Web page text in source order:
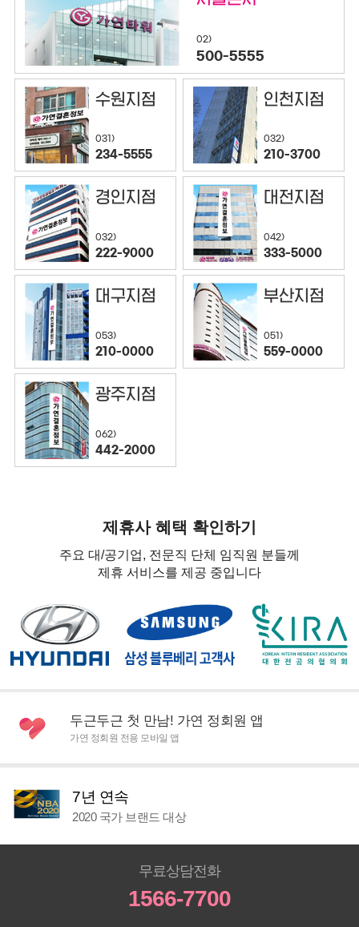
02)
500-5555
수원지점
031)
234-5555
인천지점
032)
210-3700
경인지점
032)
222-9000
대전지점
042)
333-5000
대구지점
053)
210-0000
부산지점
051)
559-0000
광주지점
062)
442-2000
제휴사 혜택 확인하기
주요 대/공기업, 전문직 단체 임직원 분들께
제휴 서비스를 제공 중입니다
두근두근 첫 만남! 가연 정회원 앱
가연 정회원 전용 모바일 앱
7년 연속
2020 국가 브랜드 대상
무료상담전화
1566-7700